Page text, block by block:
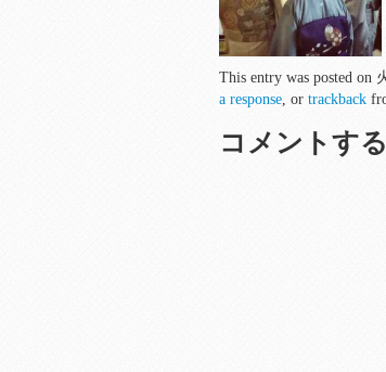
This entry was posted on
a response, or trackback
コメントする